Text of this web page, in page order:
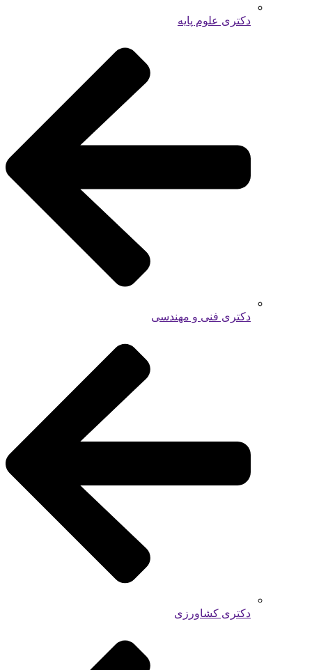
دکتری علوم پایه
دکتری فنی و مهندسی
دکتری کشاورزی